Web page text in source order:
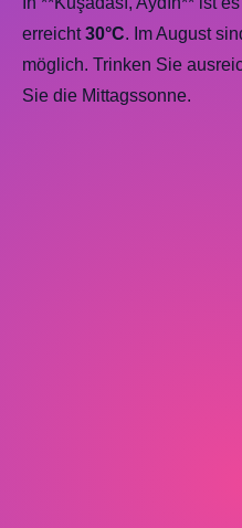
erreicht30°C. Im August
möglich. Trinken Sie
Sie die Mittagssonne.